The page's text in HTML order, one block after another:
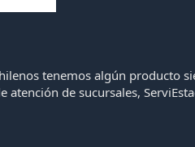
tenemos algún producto
de sucursales,